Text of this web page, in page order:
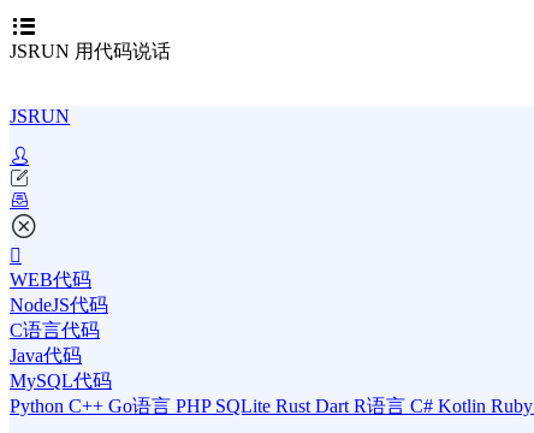
JSRUN 用代码说话
JSRUN
WEB代码
NodeJS代码
C语言代码
Java代码
MySQL代码
Python C++ Go语言 PHP SQLite Rust Dart R语言 C# Kotlin Ruby